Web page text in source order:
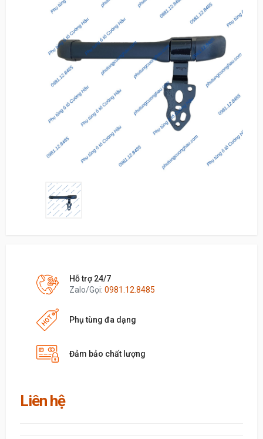
Hỗ trợ 24/7
Zalo/Gọi: 0981.12.8485
Phụ tùng đa dạng
Đảm bảo chất lượng
Liên hệ